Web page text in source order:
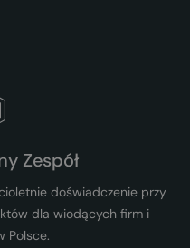
Zespół
doświadczenie przy
dla wiodących firm i
Polsce.